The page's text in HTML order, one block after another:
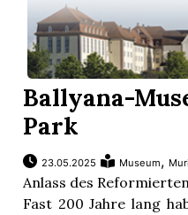
Ballyana-
Park
23.05.2025 Museum, Muri
Anlass des
Fast 200 Jahre lang